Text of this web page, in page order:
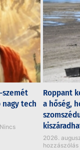
szemét
tech
Nincs
Roppant
a hőség,
2026.
hozzászólás